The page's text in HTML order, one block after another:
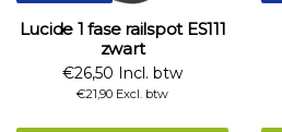
Lucide 1 fase railspot ES111
zwart
€26,50 Incl. btw
€21,90 Excl. btw